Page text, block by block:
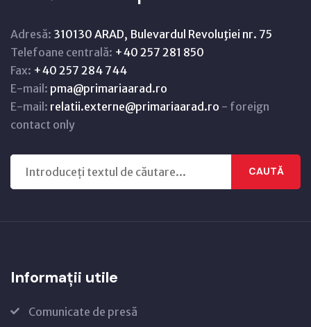
Adresă: 310130 ARAD, Bulevardul Revoluţiei nr. 75
Telefoane centrală: +40 257 281 850
Fax: +40 257 284 744
E-mail: pma@primariaarad.ro
E-mail: relatii.externe@primariaarad.ro - foreign
contact only
CAUTĂ
Informații utile
Comunicate de presă